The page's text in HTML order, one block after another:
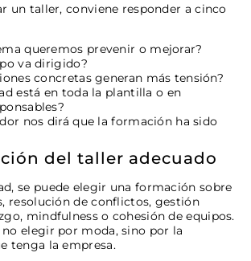
un taller, conviene responder a cinco
queremos prevenir o mejorar?
va dirigido?
concretas generan más tensión?
está en toda la plantilla o en
nos dirá que la formación ha sido
del taller adecuado
se puede elegir una formación sobre
resolución de conflictos, gestión
mindfulness o cohesión de equipos.
elegir por moda, sino por la
tenga la empresa.